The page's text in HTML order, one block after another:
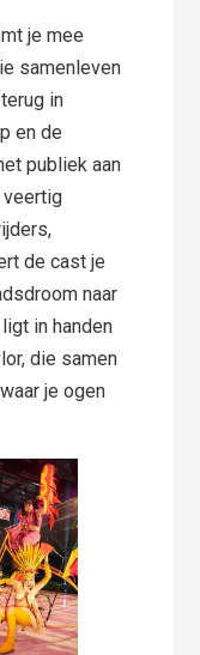
je mee
samenleven
in
en de
publiek aan
veertig
de cast je
naar
in handen
die samen
je ogen